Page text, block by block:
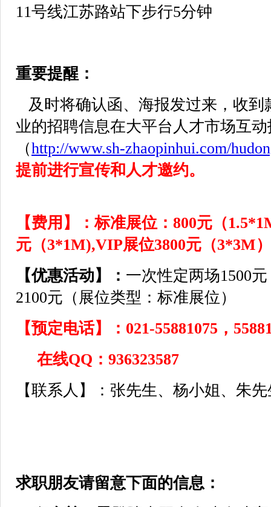
11号线江苏路站下步行5分钟
重要提醒：
及时将确认函、海报发过来，收到
业的招聘信息在大平台人才市场互
（http://www.sh-zhaopinhui.com/
提前进行宣传和人才邀约。
【费用】：标准展位：800元（
元（3*1M),VIP展位3800元（3*3M）
【优惠活动】： 一次性定两场1500
2100元（展位类型：标准展位）
【预定电话】：021-55881075，
在线QQ：936323587
【联系人】：张先生、杨小姐、朱
求职朋友请留意下面的信息：